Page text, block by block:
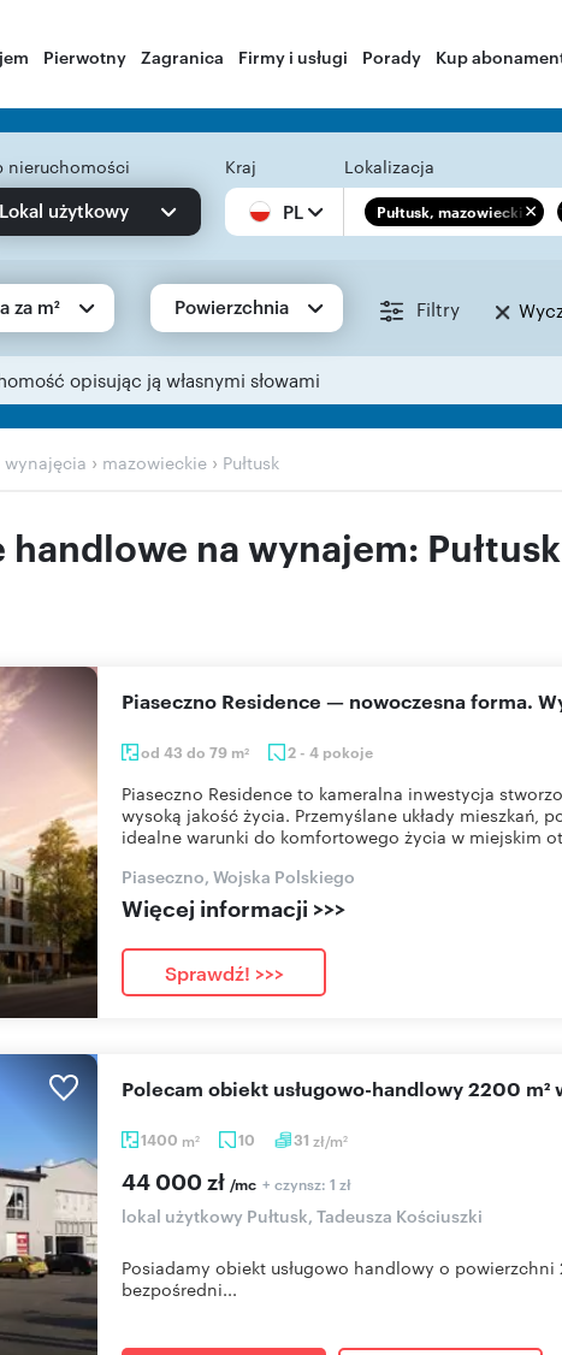
Pierwotny Zagranica Firmy i usługi Porady Kup
nieruchomości
Lokal użytkowy
Kraj
PL
Lokalizacja
Pułtusk, mazowieckie
za m² Powierzchnia Filtry
opisując ją własnymi słowami
› mazowieckie › Pułtusk
na wynajem: Pułtusk
od 43 do 79 m2 2 - 4 pokoje
Piaseczno Residence — nowoczesna forma.
Piaseczno Residence to kameralna inwestycja
wysoką jakość życia. Przemyślane układy mieszkań,
idealne warunki do komfortowego życia w miejskim
Piaseczno, Wojska Polskiego
Więcej informacji >>>
Sprawdź! >>>
1400 m2 10 31 zł/m2
Polecam obiekt usługowo-handlowy 2200 m²
44 000 zł /mc + czynsz: 1 zł
lokal użytkowy Pułtusk, Tadeusza Kościuszki
Posiadamy obiekt usługowo handlowy o
bezpośredni...